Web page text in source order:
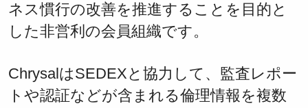
ネス慣行の改善を推進することを目的と
した非営利の会員組織です。
ChrysalはSEDEXと協力して、監査レポー
トや認証などが含まれる倫理情報を複数